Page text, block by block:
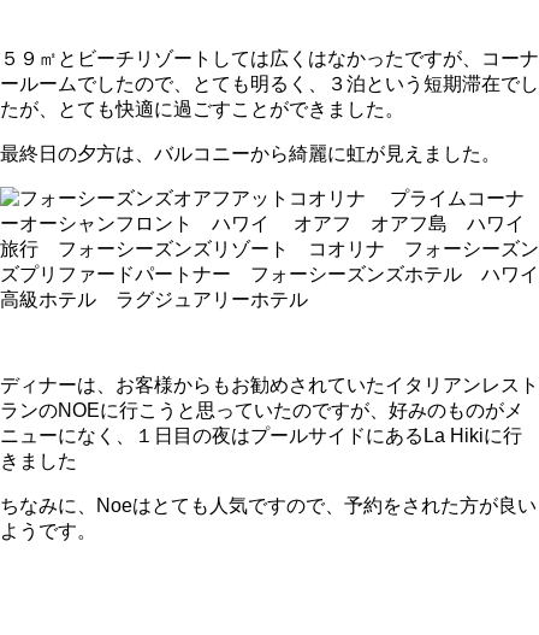
５９㎡とビーチリゾートしては広くはなかったですが、コーナ
ールームでしたので、とても明るく、３泊という短期滞在でし
たが、とても快適に過ごすことができました。
最終日の夕方は、バルコニーから綺麗に虹が見えました。
ディナーは、お客様からもお勧めされていたイタリアンレスト
ランのNOEに行こうと思っていたのですが、好みのものがメ
ニューになく、１日目の夜はプールサイドにあるLa Hikiに行
きました
ちなみに、Noeはとても人気ですので、予約をされた方が良い
ようです。